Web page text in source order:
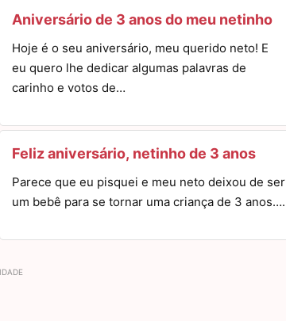
Aniversário de 3 anos do meu netinho
Hoje é o seu aniversário, meu querido neto! E
eu quero lhe dedicar algumas palavras de
carinho e votos de…
Feliz aniversário, netinho de 3 anos
Parece que eu pisquei e meu neto deixou de ser
um bebê para se tornar uma criança de 3 anos….